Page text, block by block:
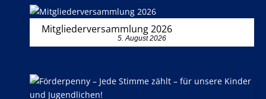
Mitgliederversammlung 2026
5. August 2026